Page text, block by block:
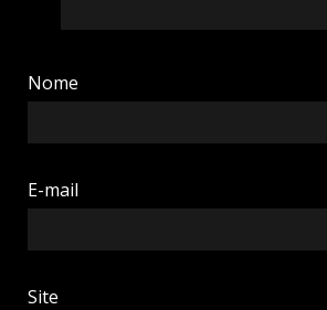
Nome
E-mail
Site